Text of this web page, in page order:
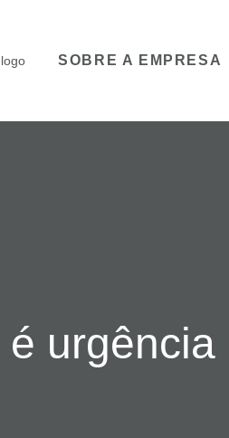
SOBRE A EMPRESA
é